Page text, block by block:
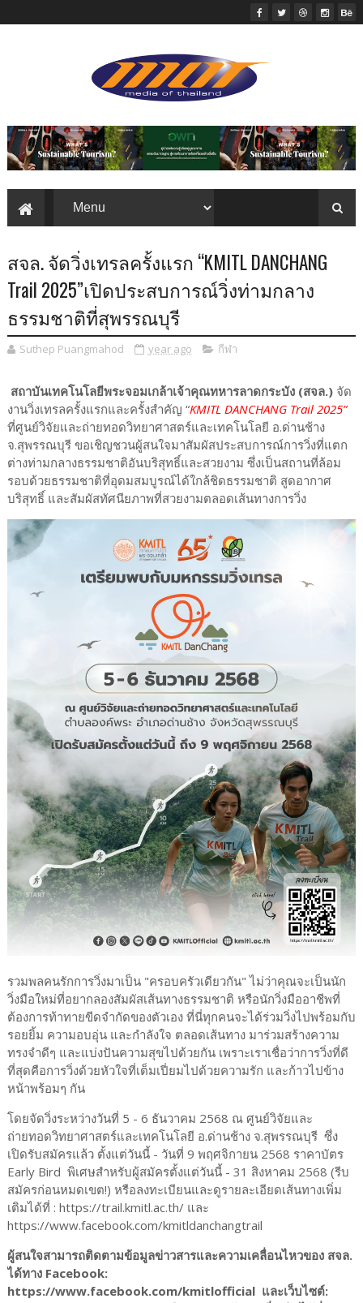
สจล. จัดวิ่งเทรลครั้งแรก “KMITL DANCHANG
Trail 2025”เปิดประสบการณ์วิ่งท่ามกลาง
ธรรมชาติที่สุพรรณบุรี
Suthep Puangmahod year ago กีฬา
สถาบันเทคโนโลยีพระจอมเกล้าเจ้าคุณทหารลาดกระบัง (สจล.)จัด
งานวิ่งเทรลครั้งแรกและครั้งสำคัญ “KMITL DANCHANG Trail 2025”
ที่ศูนย์วิจัยและถ่ายทอดวิทยาศาสตร์และเทคโนโลยี อ.ด่านช้าง
จ.สุพรรณบุรี ขอเชิญชวนผู้สนใจมาสัมผัสประสบการณ์การวิ่งที่แตก
ต่างท่ามกลางธรรมชาติอันบริสุทธิ์และสวยงาม ซึ่งเป็นสถานที่ล้อม
รอบด้วยธรรมชาติที่อุดมสมบูรณ์ได้ใกล้ชิดธรรมชาติ สูดอากาศ
บริสุทธิ์ และสัมผัสทัศนียภาพที่สวยงามตลอดเส้นทางการวิ่ง
รวมพลคนรักการวิ่งมาเป็น "ครอบครัวเดียวกัน" ไม่ว่าคุณจะเป็นนัก
วิ่งมือใหม่ที่อยากลองสัมผัสเส้นทางธรรมชาติ หรือนักวิ่งมืออาชีพที่
ต้องการท้าทายขีดจำกัดของตัวเอง ที่นี่ทุกคนจะได้ร่วมวิ่งไปพร้อมกับ
รอยยิ้ม ความอบอุ่น และกำลังใจ ตลอดเส้นทาง มาร่วมสร้างความ
ทรงจำดีๆ และแบ่งปันความสุขไปด้วยกัน เพราะเราเชื่อว่าการวิ่งที่ดี
ที่สุดคือการวิ่งด้วยหัวใจที่เต็มเปี่ยมไปด้วยความรัก และก้าวไปข้าง
หน้าพร้อมๆ กัน
โดยจัดวิ่งระหว่างวันที่ 5 - 6 ธันวาคม 2568 ณ ศูนย์วิจัยและ
ถ่ายทอดวิทยาศาสตร์และเทคโนโลยี อ.ด่านช้าง จ.สุพรรณบุรี ซึ่ง
เปิดรับสมัครแล้ว ตั้งแต่วันนี้ - วันที่ 9 พฤศจิกายน 2568 ราคาบัตร
Early Bird พิเศษสำหรับผู้สมัครตั้งแต่วันนี้ - 31 สิงหาคม 2568 (รีบ
สมัครก่อนหมดเขต!) หรือลงทะเบียนและดูรายละเอียดเส้นทางเพิ่ม
เติมได้ที่ : https://trail.kmitl.ac.th/ และ
https://www.facebook.com/kmitldanchangtrail
ผู้สนใจสามารถติดตามข้อมูลข่าวสารและความเคลื่อนไหวของ สจล.
ได้ทาง Facebook:
https://www.facebook.com/kmitlofficial และเว็บไซต์: